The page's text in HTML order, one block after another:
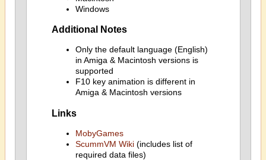
Windows
Additional Notes
Only the default language (English)
in Amiga & Macintosh versions is
supported
F10 key animation is different in
Amiga & Macintosh versions
Links
MobyGames
ScummVM Wiki(includes list of
required data files)